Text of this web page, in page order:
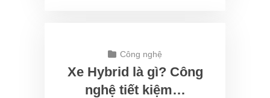
Công nghệ
Xe Hybrid là gì? Công
nghệ tiết kiệm…